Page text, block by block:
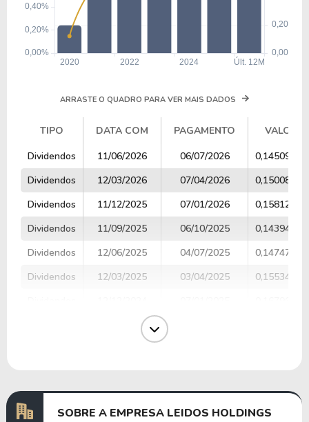
ARRASTE O QUADRO PARA VER MAIS DADOS
TIPO DATA COM PAGAMENTO
VALOR
TIPO
DATA COM PAGAMENTO VALOR
Dividendos 11/06/2026 06/07/2026
0,14509460
Dividendos
12/03/2026 07/04/2026
0,15008145
Dividendos
11/12/2025 07/01/2026
0,15812122
Dividendos
11/09/2025 06/10/2025
0,14394958
Dividendos
12/06/2025 04/07/2025
0,14747331
Dividendos
12/03/2025 03/04/2025
0,15534871
11/09/2024
SOBRE A EMPRESA LEIDOS HOLDINGS